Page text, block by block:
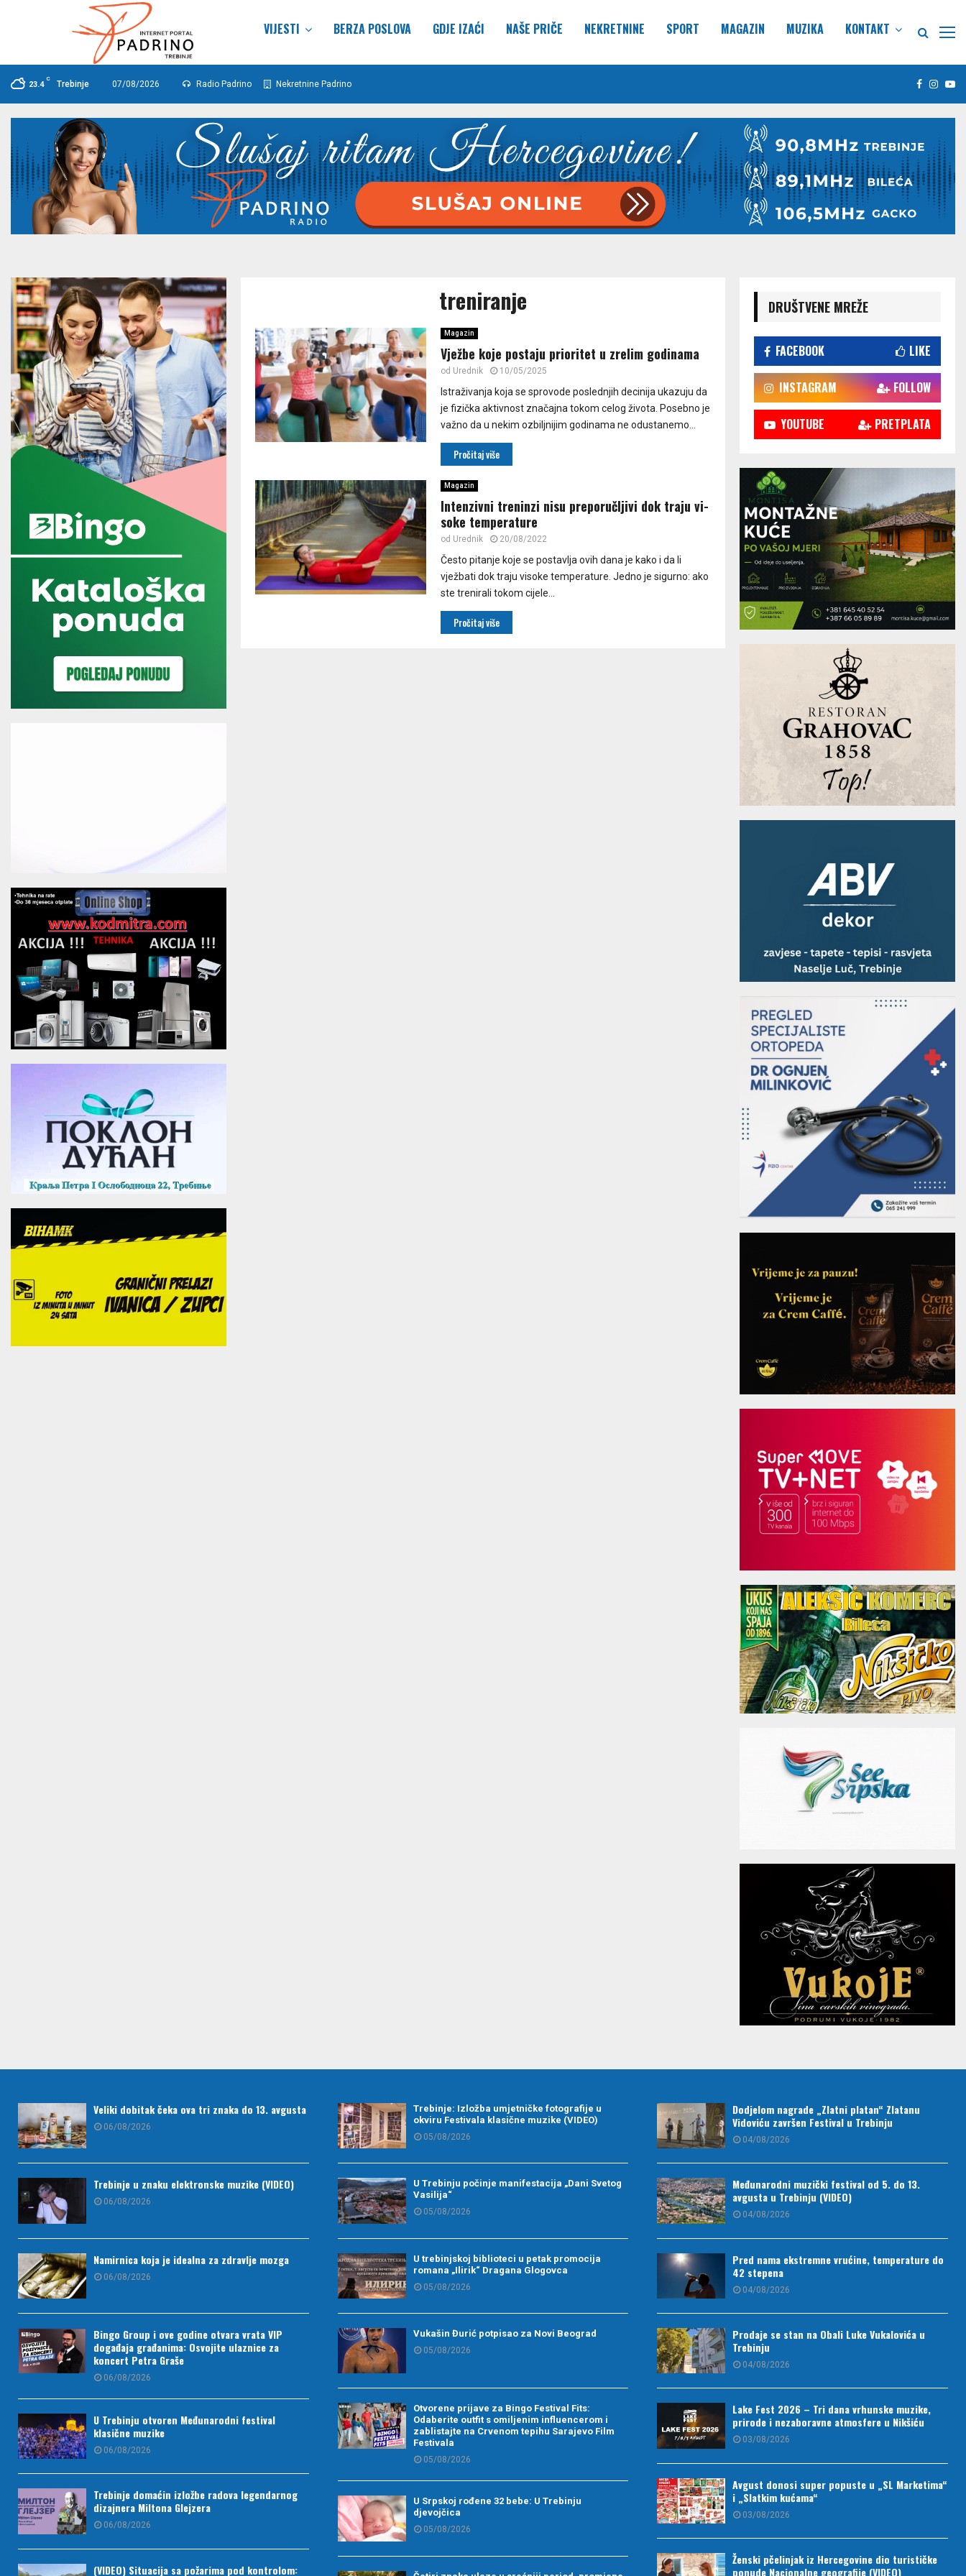
VIJESTI BERZA POSLOVA GDJE IZAĆI NAŠE PRIČE NEKRETNINE SPORT MAGAZIN MUZIKA KONTAKT
23.4
C
Trebinje 07/08/2026 Radio Padrino Nekretnine Padrino Facebook
treniranje
Magazin
Vježbe koje postaju prioritet u zrelim godinama
od Urednik 10/05/2025
Istraživanja koja se sprovode poslednjih decinija ukazuju da
je fizička aktivnost značajna tokom celog života. Posebno je
važno da u nekim ozbiljnijim godinama ne odustanemo...
Pročitaj više
Magazin
In­ten­zi­vni treninzi ni­su pre­po­ručlji­vi dok traju vi­
so­ke tem­pe­ra­tu­re
od Urednik 20/08/2022
Čes­to pi­ta­nje ko­je se pos­tav­lja ovih da­na je ka­ko i da li
vježba­ti dok traju vi­so­ke tem­pe­ra­tu­re. Je­dno je si­gur­no: ako
ste tre­ni­ra­li to­kom ci­je­le...
Pročitaj više
DRUŠTVENE MREŽE
FACEBOOK LIKE
INSTAGRAM FOLLOW
YOUTUBE PRETPLATA
Veliki dobitak čeka ova tri znaka do 13. avgusta
06/08/2026
Trebinje u znaku elektronske muzike (VIDEO)
06/08/2026
Namirnica koja je idealna za zdravlje mozga
06/08/2026
Bingo Group i ove godine otvara vrata VIP
događaja građanima: Osvojite ulaznice za
koncert Petra Graše
06/08/2026
U Trebinju otvoren Međunarodni festival
klasične muzike
06/08/2026
Trebinje domaćin izložbe radova legendarnog
dizajnera Miltona Glejzera
06/08/2026
(VIDEO) Situacija sa požarima pod kontrolom:
Trebinje: Izložba umjetničke fotografije u
okviru Festivala klasične muzike (VIDEO)
05/08/2026
U Trebinju počinje manifestacija „Dani Svetog
Vasilija“
05/08/2026
U trebinjskoj biblioteci u petak promocija
romana „Ilirik“ Dragana Glogovca
05/08/2026
Vukašin Đurić potpisao za Novi Beograd
05/08/2026
Otvorene prijave za Bingo Festival Fits:
Odaberite outfit s omiljenim influencerom i
zablistajte na Crvenom tepihu Sarajevo Film
Festivala
05/08/2026
U Srpskoj rođene 32 bebe: U Trebinju
djevojčica
05/08/2026
Dodjelom nagrade „Zlatni platan“ Zlatanu
Vidoviću završen Festival u Trebinju
04/08/2026
Međunarodni muzički festival od 5. do 13.
avgusta u Trebinju (VIDEO)
04/08/2026
Pred nama ekstremne vrućine, temperature do
42 stepena
04/08/2026
Prodaje se stan na Obali Luke Vukalovića u
Trebinju
04/08/2026
Lake Fest 2026 – Tri dana vrhunske muzike,
prirode i nezaboravne atmosfere u Nikšiću
03/08/2026
Avgust donosi super popuste u „SL Marketima“
i „Slatkim kućama“
03/08/2026
Ženski pčelinjak iz Hercegovine dio turističke
ponude Nacionalne geografije (VIDEO)